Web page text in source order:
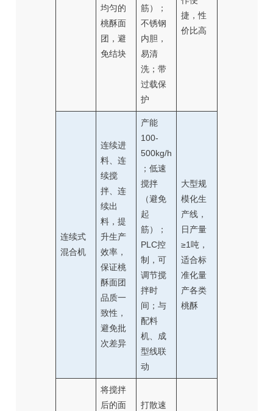
均匀的
桃酥面
团，避
免结块
筋）；
不锈钢
内胆，
易清
洗；带
过载保
护
捷，性
价比高
连续式
混合机
连续进
料、连
续搅
拌、连
续出
料，提
升生产
效率，
保证桃
酥面团
品质一
致性，
避免批
次差异
产能
100-
500kg/h
；低速
搅拌
（避免
起
筋）；
PLC控
制，可
调节搅
拌时
间；与
配料
机、成
型线联
动
大型规
模化生
产线，
日产量
≥1吨，
适合标
准化量
产各类
桃酥
将搅拌
后的面
打散速